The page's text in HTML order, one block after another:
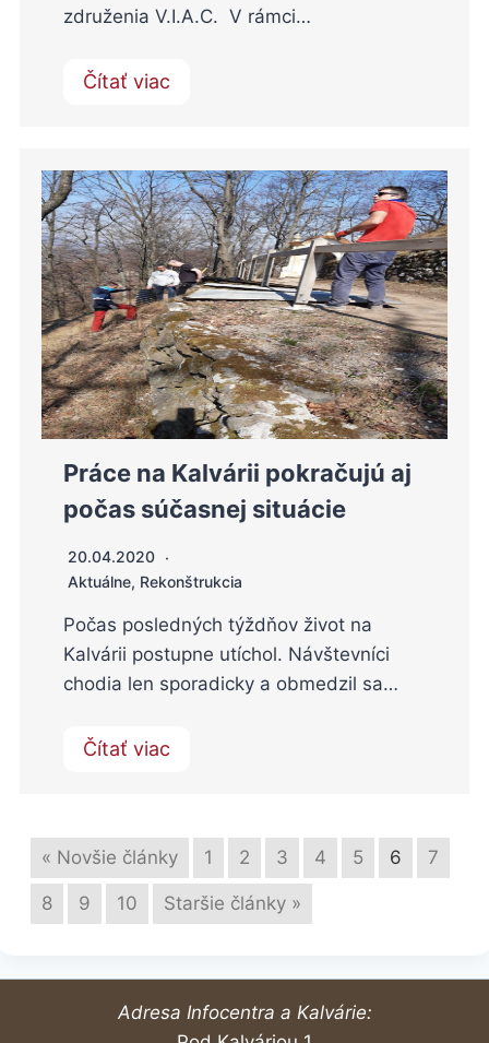
združenia V.I.A.C. V rámci…
Čítať viac
Práce na Kalvárii pokračujú aj
počas súčasnej situácie
20.04.2020
Aktuálne, Rekonštrukcia
Počas posledných týždňov život na
Kalvárii postupne utíchol. Návštevníci
chodia len sporadicky a obmedzil sa…
Čítať viac
« Novšie články 1 2 3 4 5 6 7
8 9 10 Staršie články »
Adresa Infocentra a Kalvárie: